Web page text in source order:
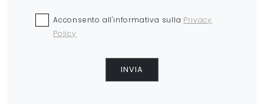
Acconsento all'informativa sulla Privacy
Policy
INVIA